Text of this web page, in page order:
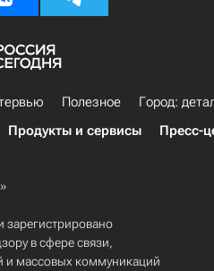
Полезное
Город:
Продукты и сервисы Пресс-
зарегистрировано
в сфере связи,
и массовых коммуникаций